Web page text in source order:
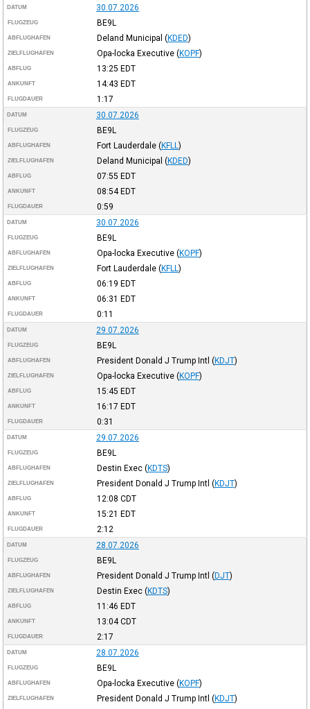
DATUM 30.07.2026
FLUGZEUG BE9L
ABFLUGHAFEN Deland Municipal (KDED)
ZIELFLUGHAFEN Opa-locka Executive (KOPF)
ABFLUG 13:25 EDT
ANKUNFT 14:43 EDT
FLUGDAUER 1:17
DATUM 30.07.2026
FLUGZEUG BE9L
ABFLUGHAFEN Fort Lauderdale (KFLL )
ZIELFLUGHAFEN Deland Municipal (KDED)
ABFLUG 07:55 EDT
ANKUNFT 08:54EDT
FLUGDAUER 0:59
DATUM 30.07.2026
FLUGZEUG BE9L
ABFLUGHAFEN Opa-locka Executive (KOPF)
ZIELFLUGHAFEN Fort Lauderdale (KFLL )
ABFLUG 06:19 EDT
ANKUNFT 06:31 EDT
FLUGDAUER 0:11
DATUM 29.07.2026
FLUGZEUG BE9L
ABFLUGHAFEN President Donald J Trump Intl (KDJT)
ZIELFLUGHAFEN Opa-locka Executive (KOPF)
ABFLUG 15:45 EDT
ANKUNFT 16:17 EDT
FLUGDAUER 0:31
DATUM 29.07.2026
FLUGZEUG BE9L
ABFLUGHAFEN Destin Exec (KDTS)
ZIELFLUGHAFEN President Donald J Trump Intl (KDJT)
ABFLUG 12:08 CDT
ANKUNFT 15:21 EDT
FLUGDAUER 2:12
DATUM 28.07.2026
FLUGZEUG BE9L
ABFLUGHAFEN President Donald J Trump Intl (DJT)
ZIELFLUGHAFEN Destin Exec (KDTS)
ABFLUG 11:46 EDT
ANKUNFT 13:04CDT
FLUGDAUER 2:17
DATUM 28.07.2026
FLUGZEUG BE9L
ABFLUGHAFEN Opa-locka Executive (KOPF)
ZIELFLUGHAFEN President Donald J Trump Intl (KDJT)